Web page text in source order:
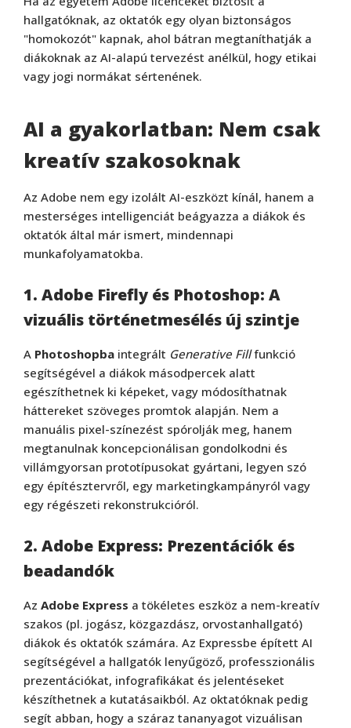
hallgatóknak, az oktatók egy olyan biztonságos
"homokozót" kapnak, ahol bátran megtaníthatják a
diákoknak az AI-alapú tervezést anélkül, hogy etikai
vagy jogi normákat sértenének.
AI a gyakorlatban: Nem csak
kreatív szakosoknak
Az Adobe nem egy izolált AI-eszközt kínál, hanem a
mesterséges intelligenciát beágyazza a diákok és
oktatók által már ismert, mindennapi
munkafolyamatokba.
1. Adobe Firefly és Photoshop: A
vizuális történetmesélés új szintje
A Photoshopba integrált Generative Fillfunkció
segítségével a diákok másodpercek alatt
egészíthetnek ki képeket, vagy módosíthatnak
háttereket szöveges promtok alapján. Nem a
manuális pixel-színezést spórolják meg, hanem
megtanulnak koncepcionálisan gondolkodni és
villámgyorsan prototípusokat gyártani, legyen szó
egy építésztervről, egy marketingkampányról vagy
egy régészeti rekonstrukcióról.
2. Adobe Express: Prezentációk és
beadandók
Az Adobe Express a tökéletes eszköz a nem-kreatív
szakos (pl. jogász, közgazdász, orvostanhallgató)
diákok és oktatók számára. Az Expressbe épített AI
segítségével a hallgatók lenyűgöző, professzionális
prezentációkat, infografikákat és jelentéseket
készíthetnek a kutatásaikból. Az oktatóknak pedig
segít abban, hogy a száraz tananyagot vizuálisan